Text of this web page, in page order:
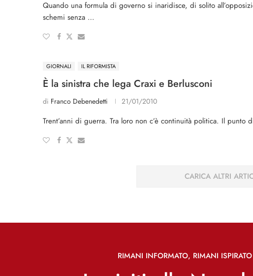
Quando una formula di governo si inaridisce, di solito
schemi senza …
GIORNALI IL RIFORMISTA
È la sinistra che lega Craxi e Berlusconi
di Franco Debenedetti 21/01/2010
Trent’anni di guerra. Tra loro non c’è continuità politica. Il
CARICA ALTRI
RIMANI INFORMATO, RIMANI ISPIRATO